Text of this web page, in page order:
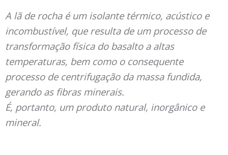
A lã de rocha é um isolante térmico, acústico e
incombustível, que resulta de um processo de
transformação física do basalto a altas
temperaturas, bem como o consequente
processo de centrifugação da massa fundida,
gerando as fibras minerais.
É, portanto, um produto natural, inorgânico e
mineral.